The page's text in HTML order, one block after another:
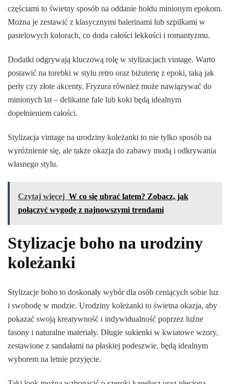
częściami to świetny sposób na oddanie hołdu minionym epokom.
Można je zestawić z klasycznymi balerinami lub szpilkami w
pastelowych kolorach, co doda całości lekkości i romantyzmu.
Dodatki odgrywają kluczową rolę w stylizacjach vintage. Warto
postawić na torebki w stylu retro oraz biżuterię z epoki, taką jak
perły czy złote akcenty. Fryzura również może nawiązywać do
minionych lat – delikatne fale lub koki będą idealnym
dopełnieniem całości.
Stylizacja vintage na urodziny koleżanki to nie tylko sposób na
wyróżnienie się, ale także okazja do zabawy modą i odkrywania
własnego stylu.
Czytaj więcej W co się ubrać latem? Zobacz, jak
połączyć wygodę z najnowszymi trendami
Stylizacje boho na urodziny
koleżanki
Stylizacje boho to doskonały wybór dla osób ceniących sobie luz
i swobodę w modzie. Urodziny koleżanki to świetna okazja, aby
pokazać swoją kreatywność i indywidualność poprzez luźne
fasony i naturalne materiały. Długie sukienki w kwiatowe wzory,
zestawione z sandałami na płaskiej podeszwie, będą idealnym
wyborem na letnie przyjęcie.